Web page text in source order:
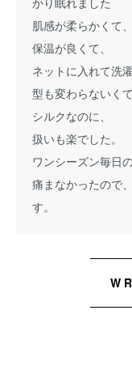
肌感が柔らかくて、
保温が良くて、
ネットに入れて洗
型も変わらないくて
シルクなのに、
扱いも楽でした。
ワンシーズン毎日
痛まなかったので
す。